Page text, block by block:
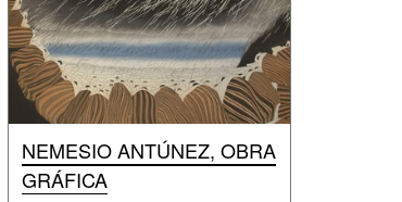
NEMESIO ANTÚNEZ, OBRA
GRÁFICA